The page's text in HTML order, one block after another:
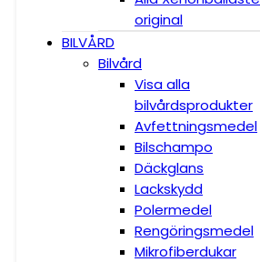
original
BILVÅRD
Bilvård
Visa alla
bilvårdsprodukter
Avfettningsmedel
Bilschampo
Däckglans
Lackskydd
Polermedel
Rengöringsmedel
Mikrofiberdukar